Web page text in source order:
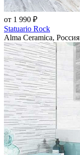
от 1 990 ₽
Statuario Rock
Alma Ceramica, Россия